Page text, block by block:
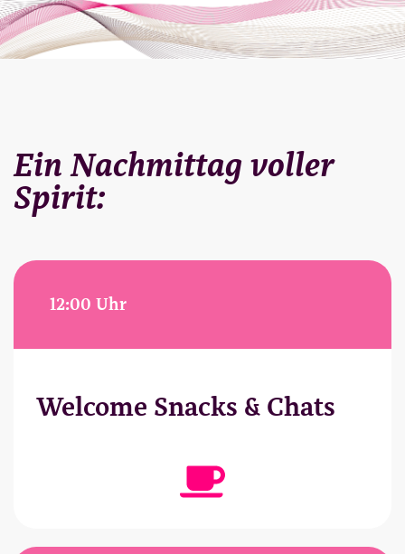
Ein Nachmittag voller
Spirit:
12:00 Uhr
Welcome Snacks & Chats